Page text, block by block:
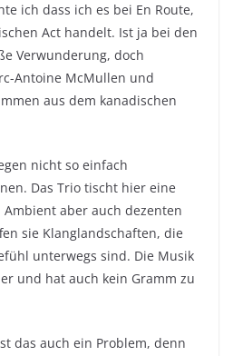
ich dass ich es bei En Route,
Act handelt. Ist ja bei den
Verwunderung, doch
Antoine McMullen und
aus dem kanadischen
nicht so einfach
Das Trio tischt hier eine
aber auch dezenten
sie Klanglandschaften, die
unterwegs sind. Die Musik
und hat auch kein Gramm zu
das auch ein Problem, denn